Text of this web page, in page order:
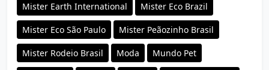
Mister Earth International Mister Eco Brazil
Mister Eco São Paulo Mister Peãozinho Brasil
Mister Rodeio Brasil Moda Mundo Pet